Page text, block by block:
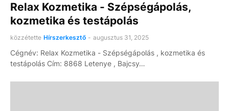
Relax Kozmetika - Szépségápolás,
kozmetika és testápolás
közzétette Hírszerkesztő - augusztus 31, 2025
Cégnév: Relax Kozmetika - Szépségápolás , kozmetika és
testápolás Cím: 8868 Letenye , Bajcsy…